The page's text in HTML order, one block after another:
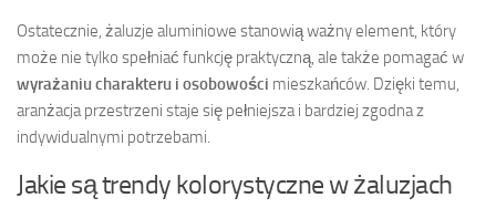
Ostatecznie, żaluzje aluminiowe stanowią ważny element, który
może nie tylko spełniać funkcję praktyczną, ale także pomagać w
wyrażaniu charakteru i osobowości mieszkańców. Dzięki temu,
aranżacja przestrzeni staje się pełniejsza i bardziej zgodna z
indywidualnymi potrzebami.
Jakie są trendy kolorystyczne w żaluzjach